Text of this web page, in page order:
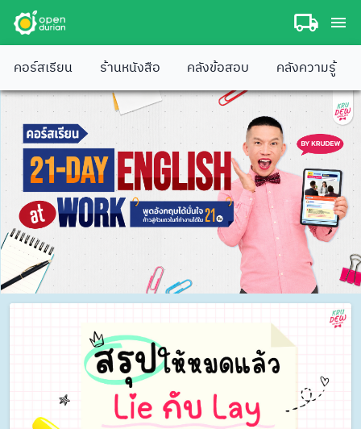
คอร์สเรียน ร้านหนังสือ คลังข้อสอบ คลังความรู้